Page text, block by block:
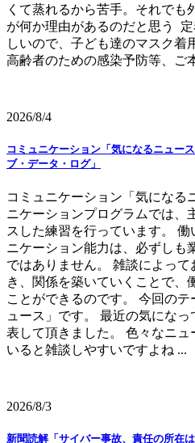
くて蒸れるから苦手。それでも
が何か理由があるのだと思う
しいので、子ども達のマスク
高齢者のための感染予防等、ご
2026/8/4
コミュニケーション「気になるニュー
ブ・データ・ログ」
コミュニケーション「気になる
ニケーションプログラムでは、
スした練習を行っています。 働
ニケーション能力は、必ずしも
ではありません。 雑談によっ
き、関係を築いていくことで、
ことができるのです。 今回の
ュース」です。 最近の気にな
表して頂きました。 色々なニ
いると雑談しやすいですよね ...
2026/8/3
新聞読解「サイバー事故、責任の所在は